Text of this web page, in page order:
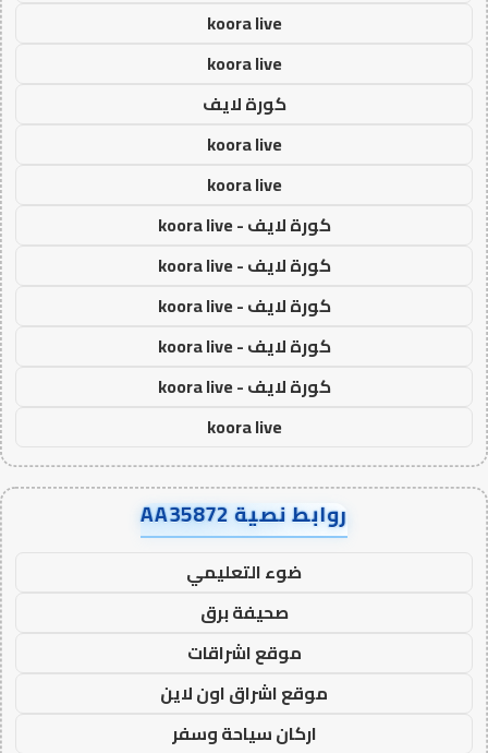
koora live
koora live
كورة لايف
koora live
koora live
كورة لايف - koora live
كورة لايف - koora live
كورة لايف - koora live
كورة لايف - koora live
كورة لايف - koora live
koora live
روابط نصية AA35872
ضوء التعليمي
صحيفة برق
موقع اشراقات
موقع اشراق اون لاين
اركان سياحة وسفر